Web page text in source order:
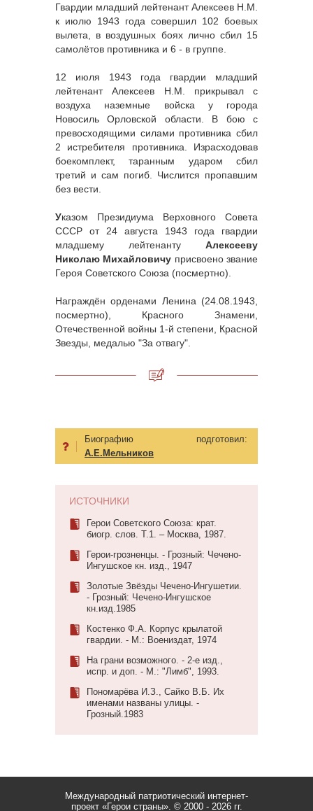
Гвардии младший лейтенант Алексеев Н.М.
к июлю 1943 года совершил 102 боевых
вылета, в воздушных боях лично сбил 15
самолётов противника и 6 - в группе.
12 июля 1943 года гвардии младший
лейтенант Алексеев Н.М. прикрывал с
воздуха наземные войска у города
Новосиль Орловской области. В бою с
превосходящими силами противника сбил
2 истребителя противника. Израсходовав
боекомплект, таранным ударом сбил
третий и сам погиб. Числится пропавшим
без вести.
Указом Президиума Верховного Совета
СССР от 24 августа 1943 года гвардии
младшему лейтенанту Алексееву
Николаю Михайловичу присвоено звание
Героя Советского Союза (посмертно).
Награждён орденами Ленина (24.08.1943,
посмертно), Красного Знамени,
Отечественной войны 1-й степени, Красной
Звезды, медалью "За отвагу".
Биографию подготовил:
А.Е.Мельников
ИСТОЧНИКИ
Герои Советского Союза: крат.
биогр. слов. Т.1. – Москва, 1987.
Герои-грозненцы. - Грозный: Чечено-
Ингушское кн. изд., 1947
Золотые Звёзды Чечено-Ингушетии.
- Грозный: Чечено-Ингушское
кн.изд.1985
Костенко Ф.А. Корпус крылатой
гвардии. - М.: Воениздат, 1974
На грани возможного. - 2-е изд.,
испр. и доп. - М.: "Лимб", 1993.
Пономарёва И.З., Сайко В.Б. Их
именами названы улицы. -
Грозный.1983
Международный патриотический интернет-
проект «Герои страны». © 2000 - 2026 гг.